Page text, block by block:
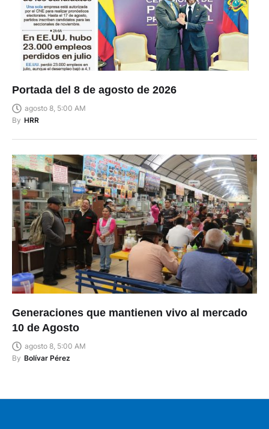
Portada del 8 de agosto de 2026
agosto 8, 5:00 AM
By HRR
Generaciones que mantienen vivo al mercado
10 de Agosto
agosto 8, 5:00 AM
By Bolívar Pérez